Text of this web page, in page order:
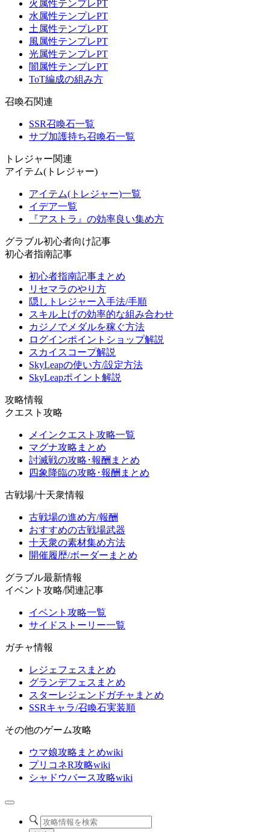
火属性テンプレPT
水属性テンプレPT
土属性テンプレPT
風属性テンプレPT
光属性テンプレPT
闇属性テンプレPT
ToT編成の組み方
召喚石関連
SSR召喚石一覧
サブ加護持ち召喚石一覧
トレジャー関連
アイテム(トレジャー)
アイテム(トレジャー)一覧
イデア一覧
『アストラ』の効率良い集め方
グラブル初心者向け記事
初心者指南記事
初心者指南記事まとめ
リセマラのやり方
隠しトレジャー入手法/手順
スキル上げの効率的な組み合わせ
カジノでメダルを稼ぐ方法
ログインポイントショップ解説
スカイスコープ解説
SkyLeapの使い方/設定方法
SkyLeapポイント解説
攻略情報
クエスト攻略
メインクエスト攻略一覧
マグナ攻略まとめ
討滅戦の攻略･報酬まとめ
四象降臨の攻略･報酬まとめ
古戦場/十天衆情報
古戦場の進め方/報酬
おすすめの古戦場武器
十天衆の素材集め方法
開催履歴/ボーダーまとめ
グラブル最新情報
イベント攻略/関連記事
イベント攻略一覧
サイドストーリー一覧
ガチャ情報
レジェフェスまとめ
グランデフェスまとめ
スターレジェンドガチャまとめ
SSRキャラ/召喚石実装順
その他のゲーム攻略
ウマ娘攻略まとめwiki
プリコネR攻略wiki
シャドウバース攻略wiki